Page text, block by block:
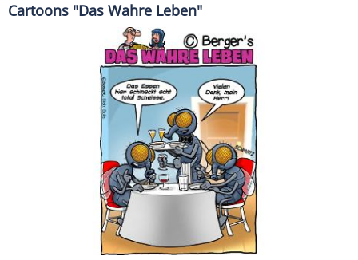
Cartoons "Das Wahre Leben"